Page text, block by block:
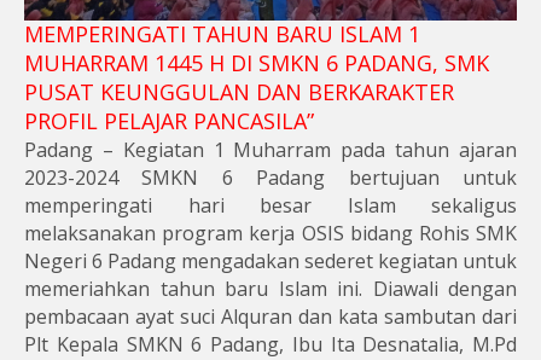
MEMPERINGATI TAHUN BARU ISLAM 1
MUHARRAM 1445 H DI SMKN 6 PADANG, SMK
PUSAT KEUNGGULAN DAN BERKARAKTER
PROFIL PELAJAR PANCASILA”
Padang – Kegiatan 1 Muharram pada tahun ajaran
2023-2024 SMKN 6 Padang bertujuan untuk
memperingati hari besar Islam sekaligus
melaksanakan program kerja OSIS bidang Rohis SMK
Negeri 6 Padang mengadakan sederet kegiatan untuk
memeriahkan tahun baru Islam ini. Diawali dengan
pembacaan ayat suci Alquran dan kata sambutan dari
Plt Kepala SMKN 6 Padang, Ibu Ita Desnatalia, M.Pd